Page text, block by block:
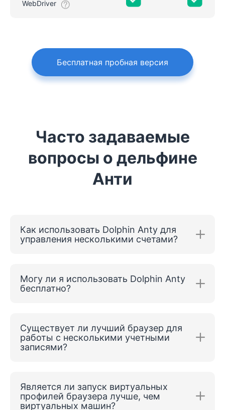
WebDriver
Бесплатная пробная версия
Часто задаваемые
вопросы о дельфине
Анти
Как использовать Dolphin Anty для
управления несколькими счетами?
Могу ли я использовать Dolphin Anty
бесплатно?
Существует ли лучший браузер для
работы с несколькими учетными
записями?
Является ли запуск виртуальных
профилей браузера лучше, чем
виртуальных машин?